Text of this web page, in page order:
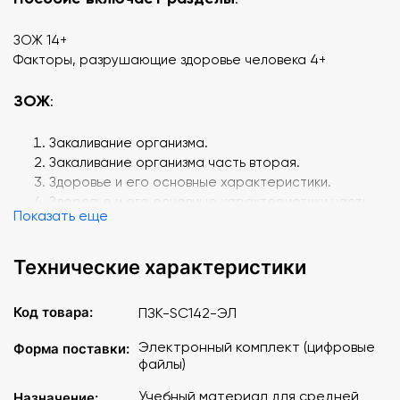
ЗОЖ 14+
Факторы, разрушающие здоровье человека 4+
ЗОЖ:
Закаливание организма.
Закаливание организма часть вторая.
Здоровье и его основные характеристики.
Здоровье и его основные характеристики часть
вторая.
Профилактика инфекционных заболеваний часть
вторая.
Рациональное питание часть вторая.
Рациональное питание часть третья.
Режим труда и отдыха.
Показать еще
Технические характеристики
Код товара: ПЗК-SC142-ЭЛ
Форма поставки: Электронный комплект (цифровые
файлы)
Учебный материал для средней